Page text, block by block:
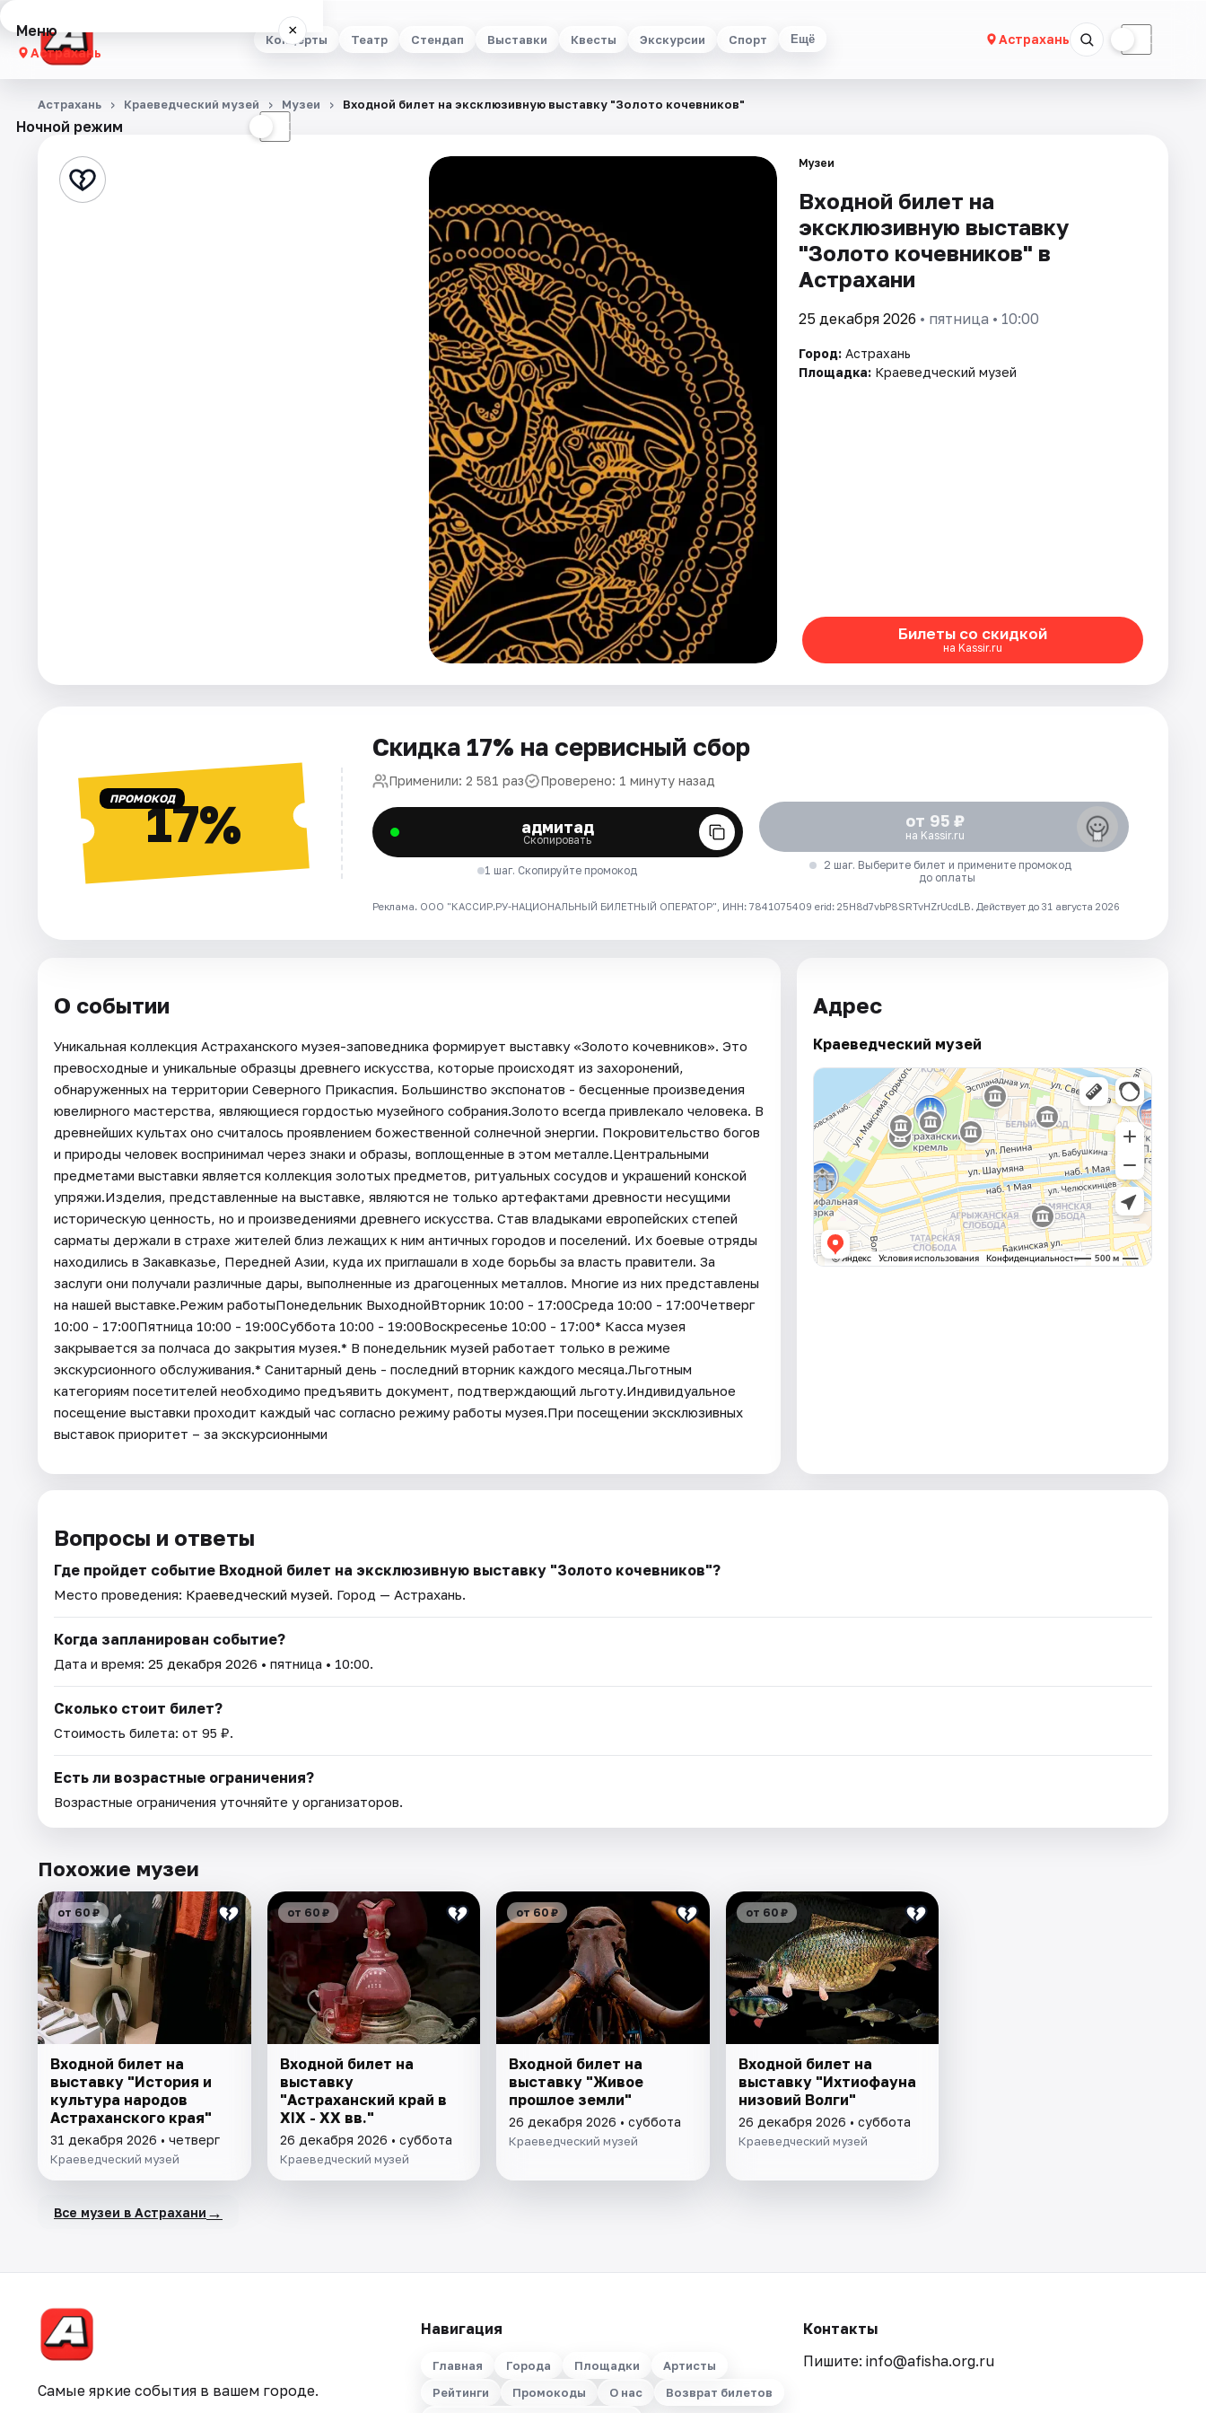
Концерты Театр Стендап Выставки Квесты Экскурсии Спорт Ещё Астрахань ☾
Меню ×
Астрахань
Концерты
Стендап
Ночной режим ☾
Астрахань Краеведческий музей Музеи Входной билет на эксклюзивную выставку "Золото кочевников"
Музеи
Входной билет на
эксклюзивную выставку
"Золото кочевников" в
Астрахани
25 декабря 2026 • пятница • 10:00
Город: Астрахань
Площадка: Краеведческий музей
Билеты со скидкой
на Kassir.ru
ПРОМОКОД17%
Скидка 17% на сервисный сбор
Применили: 2 581 раз Проверено: 1 минуту назад
адмитад
Скопировать
1 шаг. Скопируйте промокод
от 95 ₽
на Kassir.ru
2 шаг. Выберите билет и примените промокод
до оплаты
Реклама. ООО "КАССИР.РУ-НАЦИОНАЛЬНЫЙ БИЛЕТНЫЙ ОПЕРАТОР", ИНН: 7841075409 erid: 25H8d7vbP8SRTvHZrUcdLB. Действует до 31 августа 2026
О событии
Уникальная коллекция Астраханского музея-заповедника формирует выставку «Золото кочевников». Это
превосходные и уникальные образцы древнего искусства, которые происходят из захоронений,
обнаруженных на территории Северного Прикаспия. Большинство экспонатов - бесценные произведения
ювелирного мастерства, являющиеся гордостью музейного собрания.Золото всегда привлекало человека. В
древнейших культах оно считалось проявлением божественной солнечной энергии. Покровительство богов
и природы человек воспринимал через знаки и образы, воплощенные в этом металле.Центральными
предметами выставки является коллекция золотых предметов, ритуальных сосудов и украшений конской
упряжи.Изделия, представленные на выставке, являются не только артефактами древности несущими
историческую ценность, но и произведениями древнего искусства. Став владыками европейских степей
сарматы держали в страхе жителей близ лежащих к ним античных городов и поселений. Их боевые отряды
находились в Закавказье, Передней Азии, куда их приглашали в ходе борьбы за власть правители. За
заслуги они получали различные дары, выполненные из драгоценных металлов. Многие из них представлены
на нашей выставке.Режим работыПонедельник ВыходнойВторник 10:00 - 17:00Среда 10:00 - 17:00Четверг
10:00 - 17:00Пятница 10:00 - 19:00Суббота 10:00 - 19:00Воскресенье 10:00 - 17:00* Касса музея
закрывается за полчаса до закрытия музея.* В понедельник музей работает только в режиме
экскурсионного обслуживания.* Санитарный день - последний вторник каждого месяца.Льготным
категориям посетителей необходимо предъявить документ, подтверждающий льготу.Индивидуальное
посещение выставки проходит каждый час согласно режиму работы музея.При посещении эксклюзивных
выставок приоритет – за экскурсионными
Адрес
Краеведческий музей
Вопросы и ответы
Где пройдет событие Входной билет на эксклюзивную выставку "Золото кочевников"?
Место проведения: Краеведческий музей. Город — Астрахань.
Когда запланирован событие?
Дата и время: 25 декабря 2026 • пятница • 10:00.
Сколько стоит билет?
Стоимость билета: от 95 ₽.
Есть ли возрастные ограничения?
Возрастные ограничения уточняйте у организаторов.
Похожие музеи
от 60 ₽
Входной билет на
выставку "История и
культура народов
Астраханского края"
31 декабря 2026 • четверг
Краеведческий музей
от 60 ₽
Входной билет на
выставку
"Астраханский край в
XIX - XX вв."
26 декабря 2026 • суббота
Краеведческий музей
от 60 ₽
Входной билет на
выставку "Живое
прошлое земли"
26 декабря 2026 • суббота
Краеведческий музей
от 60 ₽
Входной билет на
выставку "Ихтиофауна
низовий Волги"
26 декабря 2026 • суббота
Краеведческий музей
Все музеи в Астрахани →
Самые яркие события в вашем городе.
Навигация
Главная Города Площадки
Артисты
Рейтинги
Промокоды О нас
Возврат билетов
Контакты
Пишите: info@afisha.org.ru